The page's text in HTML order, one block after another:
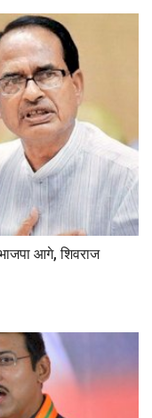
आगे, शिवराज